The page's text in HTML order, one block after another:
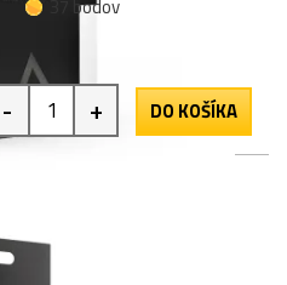
37 bodov
- + DO KOŠÍKA